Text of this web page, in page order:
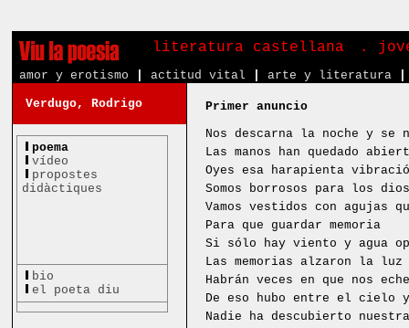
literatura castellana .
amor y erotismo actitud vital arte y literatura
Verdugo, Rodrigo
poema
vídeo
propostes
didàctiques
bio
el poeta diu
Primer anuncio
Nos descarna la noche y se
Las manos han quedado
Oyes esa harapienta
Somos borrosos para los
Vamos vestidos con agujas
Para que guardar memoria
Si sólo hay viento y agua
Las memorias alzaron la
Habrán veces en que nos
De eso hubo entre el cielo
Nadie ha descubierto